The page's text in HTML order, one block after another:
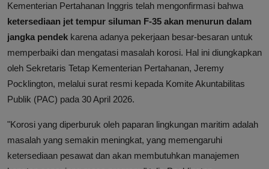
Kementerian Pertahanan Inggris telah mengonfirmasi bahwa
ketersediaan jet tempur siluman F-35 akan menurun dalam
jangka pendek karena adanya pekerjaan besar-besaran untuk
memperbaiki dan mengatasi masalah korosi. Hal ini diungkapkan
oleh Sekretaris Tetap Kementerian Pertahanan, Jeremy
Pocklington, melalui surat resmi kepada Komite Akuntabilitas
Publik (PAC) pada 30 April 2026.
"Korosi yang diperburuk oleh paparan lingkungan maritim adalah
masalah yang semakin meningkat, yang memengaruhi
ketersediaan pesawat dan akan membutuhkan manajemen